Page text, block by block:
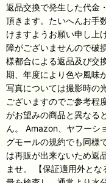
返品交換で発生した代金
頂きます。たいへんお手
けますようお願い申し上
障がございませんので破
様都合による返品及び交
期、年度により色や風味
写真については撮影時の
ございますのでご参考程
がお望みの商品と異なる
ん。 Amazon、ヤフーシ
グモールの規約でも同様
は再販が出来ないため返
ませ。 【保証適用外と